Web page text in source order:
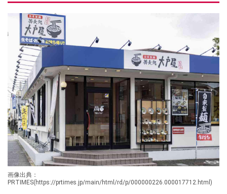
画像出典：
PRTIMES(https://prtimes.jp/main/html/rd/p/000000226.000017712.html)